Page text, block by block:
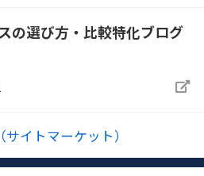
の選び方・比較特化ブログ
イトマーケット）